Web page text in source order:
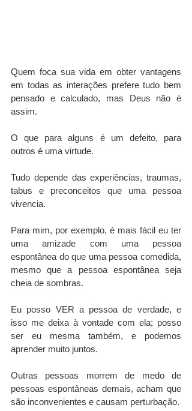
Quem foca sua vida em obter vantagens
em todas as interações prefere tudo bem
pensado e calculado, mas Deus não é
assim.
O que para alguns é um defeito, para
outros é uma virtude.
Tudo depende das experiências, traumas,
tabus e preconceitos que uma pessoa
vivencia.
Para mim, por exemplo, é mais fácil eu ter
uma amizade com uma pessoa
espontânea do que uma pessoa comedida,
mesmo que a pessoa espontânea seja
cheia de sombras.
Eu posso VER a pessoa de verdade, e
isso me deixa à vontade com ela; posso
ser eu mesma também, e podemos
aprender muito juntos.
Outras pessoas morrem de medo de
pessoas espontâneas demais, acham que